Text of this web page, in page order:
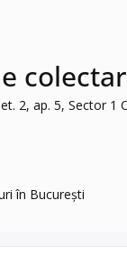
2, ap. 5, Sector 1
în București